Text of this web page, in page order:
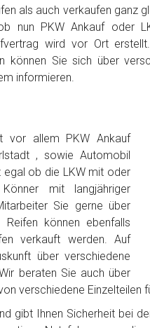
als auch verkaufen ganz
nun PKW Ankauf oder
wird vor Ort
können Sie sich über
informieren.
vor allem PKW Ankauf
, sowie Automobil
egal ob die LKW mit oder
mit langjähriger
Sie gerne über
Reifen können ebenfalls
verkauft werden. Auf
über verschiedene
beraten Sie auch über
verschiedene Einzelteilen
gibt Ihnen Sicherheit bei